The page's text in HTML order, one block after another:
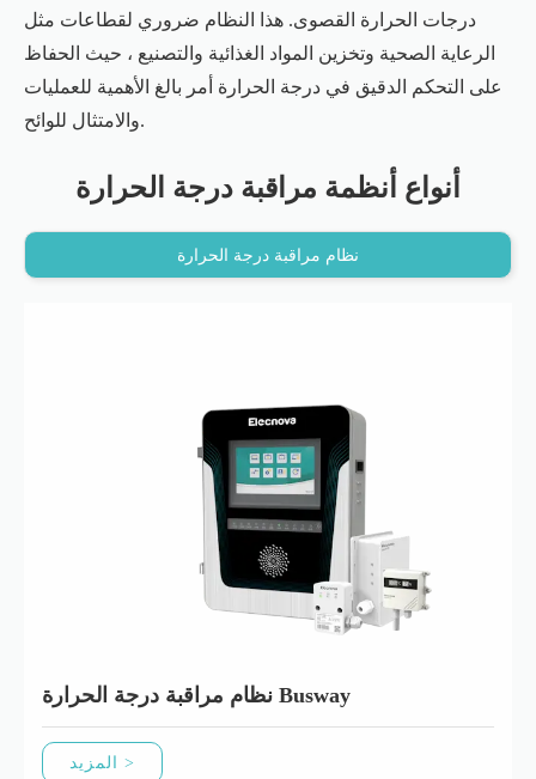
درجات الحرارة القصوى. هذا النظام ضروري لقطاعات مثل
الرعاية الصحية وتخزين المواد الغذائية والتصنيع ، حيث الحفاظ
على التحكم الدقيق في درجة الحرارة أمر بالغ الأهمية للعمليات
والامتثال للوائح.
أنواع أنظمة مراقبة درجة الحرارة
نظام مراقبة درجة الحرارة
نظام مراقبة درجة الحرارة Busway
المزيد >